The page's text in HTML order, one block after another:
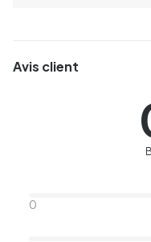
Avis client
0